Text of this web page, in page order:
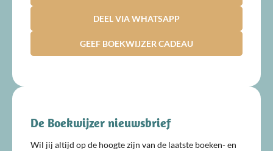
DEEL VIA WHATSAPP
GEEF BOEKWIJZER CADEAU
De Boekwijzer nieuwsbrief
Wil jij altijd op de hoogte zijn van de laatste boeken- en